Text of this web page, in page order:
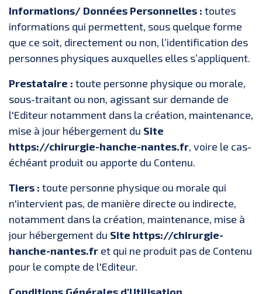
Informations/ Données Personnelles : toutes
informations qui permettent, sous quelque forme
que ce soit, directement ou non, l’identification des
personnes physiques auxquelles elles s’appliquent.
Prestataire : toute personne physique ou morale,
sous-traitant ou non, agissant sur demande de
l'Editeur notamment dans la création, maintenance,
mise à jour hébergement du Site
https://chirurgie-hanche-nantes.fr, voire le cas-
échéant produit ou apporte du Contenu.
Tiers : toute personne physique ou morale qui
n'intervient pas, de manière directe ou indirecte,
notamment dans la création, maintenance, mise à
jour hébergement du Site https://chirurgie-
hanche-nantes.fr et qui ne produit pas de Contenu
pour le compte de l'Editeur.